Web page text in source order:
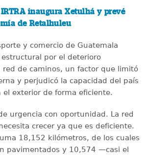
inaugura Xetulhá y prevé
de Retalhuleu
y comercio de Guatemala
por el deterioro
red de caminos, un factor que limitó
y perjudicó la capacidad del país
el exterior de forma eficiente.
urgencia con oportunidad. La red
crecer ya que es deficiente.
18,152 kilómetros, de los cuales
pavimentados y 10,574 —casi el